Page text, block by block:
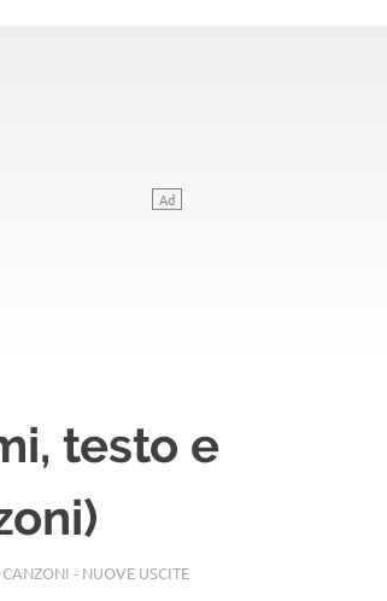
testo e
CANZONI - NUOVE USCITE